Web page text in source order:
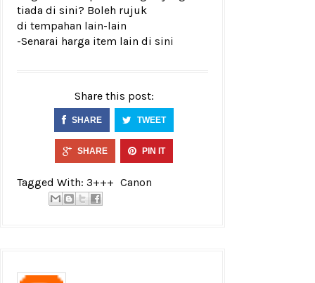
tiada di sini? Boleh rujuk
di tempahan lain-lain
-Senarai harga item lain di sini
Share this post:
SHARE TWEET
SHARE PIN IT
Tagged With: 3+++ Canon